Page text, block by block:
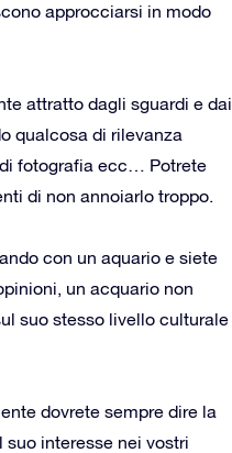
approcciarsi in modo
attratto dagli sguardi e dai
qualcosa di rilevanza
fotografia ecc… Potrete
di non annoiarlo troppo.
con un aquario e siete
un acquario non
suo stesso livello culturale
dovrete sempre dire la
interesse nei vostri